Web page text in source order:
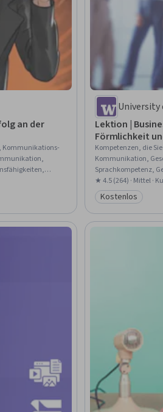
an der
Kommunikations-
und
Denken,
University
Lektion |
Förmlichkeit
Kompetenzen, die
Kommunikation,
Sprachkompetenz,
von Beziehungen,
★ 4.5 (264) · Mittel ·
Kategorie:
Kostenlos